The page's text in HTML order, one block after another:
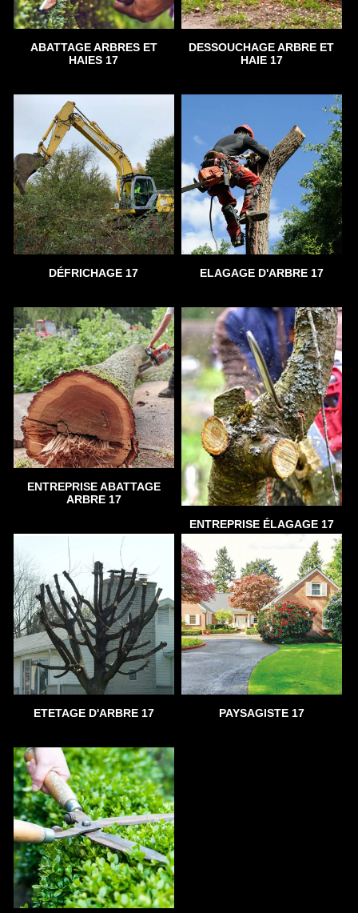
ABATTAGE ARBRES ET
HAIES 17
DESSOUCHAGE ARBRE ET
HAIE 17
DÉFRICHAGE 17 ELAGAGE D'ARBRE 17
ENTREPRISE ABATTAGE
ARBRE 17
ENTREPRISE ÉLAGAGE 17
ETETAGE D'ARBRE 17 PAYSAGISTE 17